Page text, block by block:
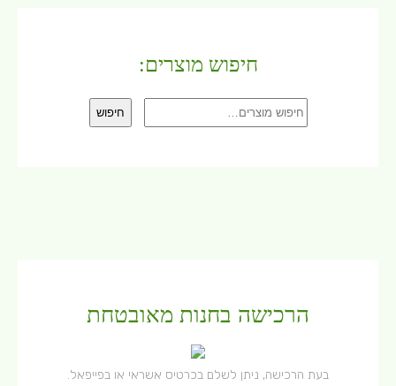
חיפוש מוצרים:
חיפוש
עבור:
חיפוש
הרכישה בחנות מאובטחת
בעת הרכישה, ניתן לשלם בכרטיס אשראי או בפייפאל.